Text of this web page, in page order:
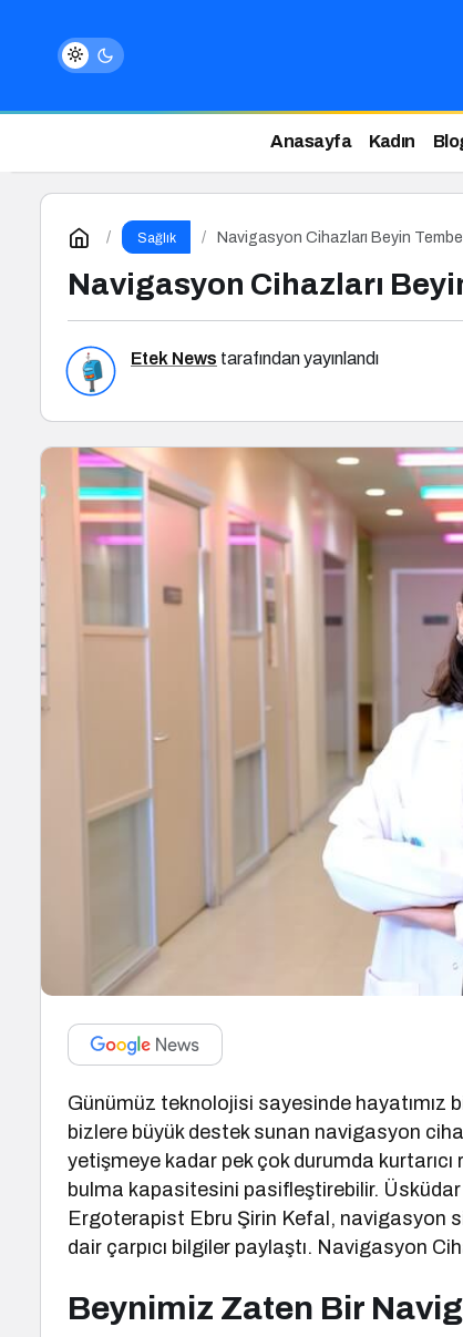
Anasayfa Kadın
Sağlık Navigasyon Cihazları Beyin
Navigasyon Cihazları
Etek News tarafından yayınlandı
Günümüz teknolojisi sayesinde hayatımız
bizlere büyük destek sunan navigasyon
yetişmeye kadar pek çok durumda
bulma kapasitesini pasifleştirebilir.
Ergoterapist Ebru Şirin Kefal, navigasyon
dair çarpıcı bilgiler paylaştı. Navigasyon
Beynimiz Zaten Bir